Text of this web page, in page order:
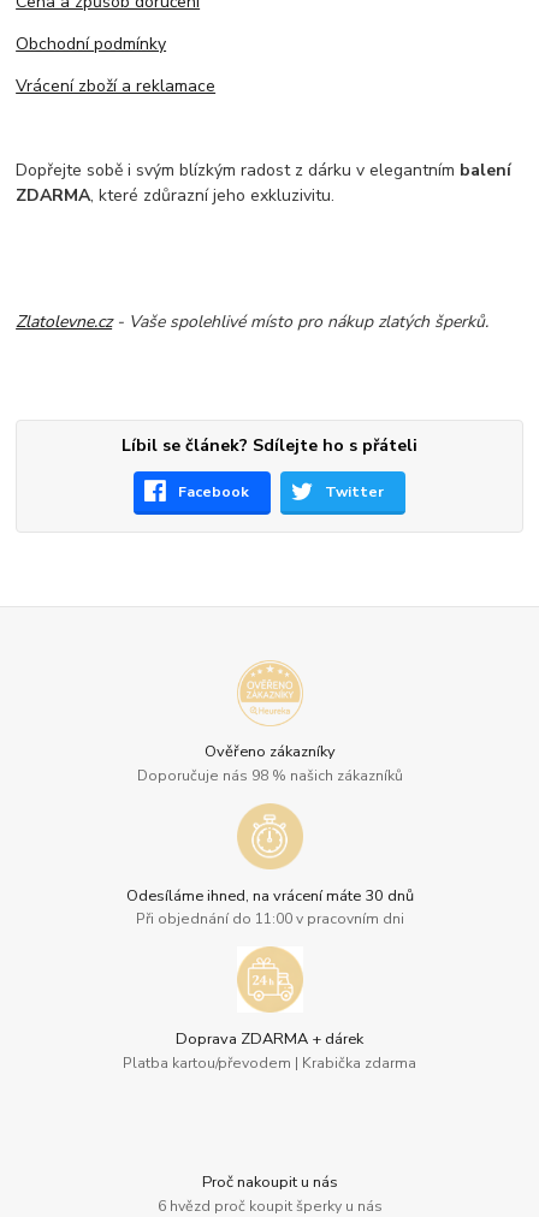
Obchodní podmínky
Vrácení zboží a reklamace
Dopřejte sobě i svým blízkým radost z dárku v elegantním balení
ZDARMA, které zdůrazní jeho exkluzivitu.
Zlatolevne.cz- Vaše spolehlivé místo pro nákup zlatých šperků.
Líbil se článek? Sdílejte ho s přáteli
Facebook Twitter
Ověřeno zákazníky
Doporučuje nás 98 % našich zákazníků
Odesíláme ihned, na vrácení máte 30 dnů
Při objednání do 11:00 v pracovním dni
Doprava ZDARMA + dárek
Platba kartou/převodem | Krabička zdarma
Proč nakoupit u nás
6 hvězd proč koupit šperky u nás